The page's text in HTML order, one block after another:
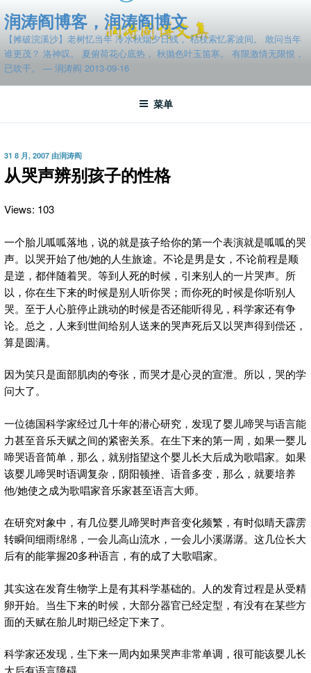
至
容
润涛阎博客，润涛阎博文
【摊破浣溪沙】老树忆当年 冷水秋烟夕日残， 枯枝索忆雾波间。 敢问当年
谁更茂？ 洛神叹。 夏俯荷花心底热， 秋抛色叶玉笛寒。 有限激情无限恨，
已吹干。 — 润涛阎 2013-09-16
菜单
发
布
于
31 8 月, 2007 由润涛阎
从哭声辨别孩子的性格
Views: 103
一个胎儿呱呱落地，说的就是孩子给你的第一个表演就是呱呱的哭
声。以哭开始了他/她的人生旅途。不论是男是女，不论前程是顺
是逆，都伴随着哭。等到人死的时候，引来别人的一片哭声。所
以，你在生下来的时候是别人听你哭；而你死的时候是你听别人
哭。 至于人心脏停止跳动的时候是否还能听得见，科学家还有争
论。总之，人来到世间给别人送来的哭声死后又以哭声得到偿还，
算是圆满。
因为笑只是面部肌肉的夸张，而哭才是心灵的宣泄。所以，哭的学
问大了。
一位德国科学家经过几十年的潜心研究，发现了婴儿啼哭与语言能
力甚至音乐天赋之间的紧密关系。在生下来的第一周，如果一婴儿
啼哭语音简单，那么，就别指望这个婴儿长大后成为歌唱家。如果
该婴儿啼哭时语调复杂，阴阳顿挫、语音多变，那么，就要培养
他/她使之成为歌唱家音乐家甚至语言大师。
在研究对象中，有几位婴儿啼哭时声音变化频繁，有时似晴天霹雳
转瞬间细雨绵绵，一会儿高山流水，一会儿小溪潺潺。这几位长大
后有的能掌握20多种语言，有的成了大歌唱家。
其实这在发育生物学上是有其科学基础的。人的发育过程是从受精
卵开始。当生下来的时候，大部分器官已经定型，有没有在某些方
面的天赋在胎儿时期已经定下来了。
科学家还发现，生下来一周内如果哭声非常单调，很可能该婴儿长
大后有语言障碍。